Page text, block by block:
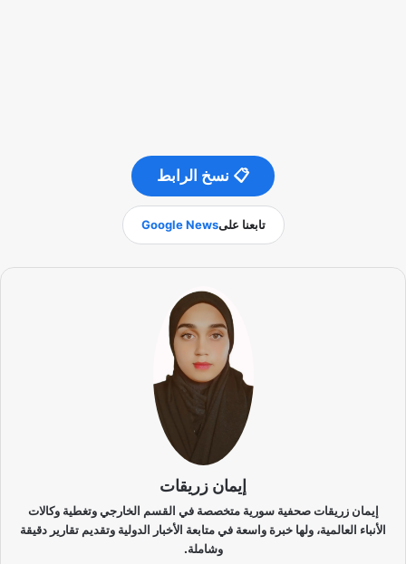
📋 نسخ الرابط
تابعنا علىGoogle News
إيمان زريقات
إيمان زريقات صحفية سورية متخصصة في القسم الخارجي وتغطية وكالات
الأنباء العالمية، ولها خبرة واسعة في متابعة الأخبار الدولية وتقديم تقارير دقيقة
وشاملة.